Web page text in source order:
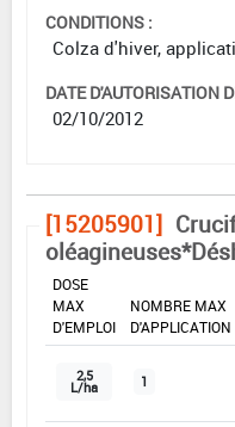
CONDITIONS :
Colza d'hiver,
DATE D'AUTORISATION
02/10/2012
[15205901]
DOSE
MAX
D'EMPLOI
NOMBRE MAX
D'APPLICATION
2,5
L/ha 1